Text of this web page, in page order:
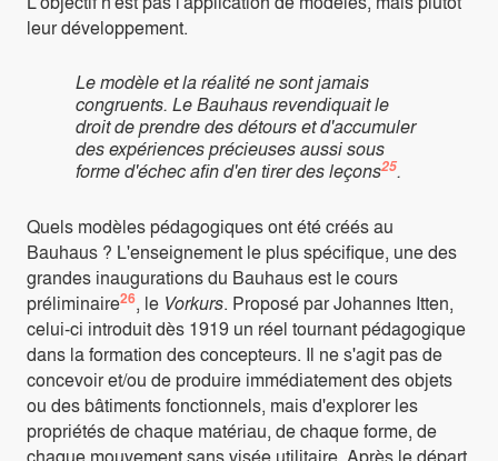
leur développement.
Le modèle et la réalité ne sont jamais
congruents. Le Bauhaus revendiquait le
droit de prendre des détours et d'accumuler
des expériences précieuses aussi sous
forme d'échec afin d'en tirer des leçons25.
Quels modèles pédagogiques ont été créés au
Bauhaus ? L'enseignement le plus spécifique, une des
grandes inaugurations du Bauhaus est le cours
préliminaire26, le Vorkurs. Proposé par Johannes Itten,
celui-ci introduit dès 1919 un réel tournant pédagogique
dans la formation des concepteurs. Il ne s'agit pas de
concevoir et/ou de produire immédiatement des objets
ou des bâtiments fonctionnels, mais d'explorer les
propriétés de chaque matériau, de chaque forme, de
chaque mouvement sans visée utilitaire. Après le départ